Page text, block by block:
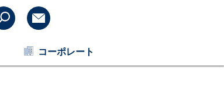
コーポレート